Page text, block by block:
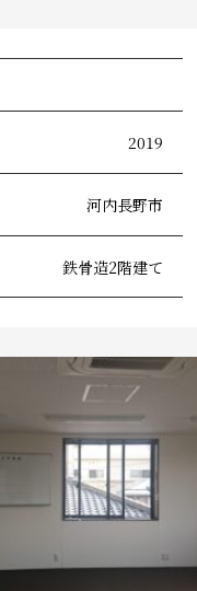
2019
河内長野市
鉄骨造2階建て